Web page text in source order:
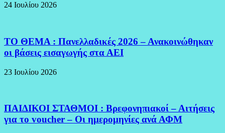
24 Ιουλίου 2026
ΤΟ ΘΕΜΑ : Πανελλαδικές 2026 – Ανακοινώθηκαν
οι βάσεις εισαγωγής στα ΑΕΙ
23 Ιουλίου 2026
ΠΑΙΔΙΚΟΙ ΣΤΑΘΜΟΙ : Βρεφονηπιακοί – Αιτήσεις
για το voucher – Οι ημερομηνίες ανά ΑΦΜ